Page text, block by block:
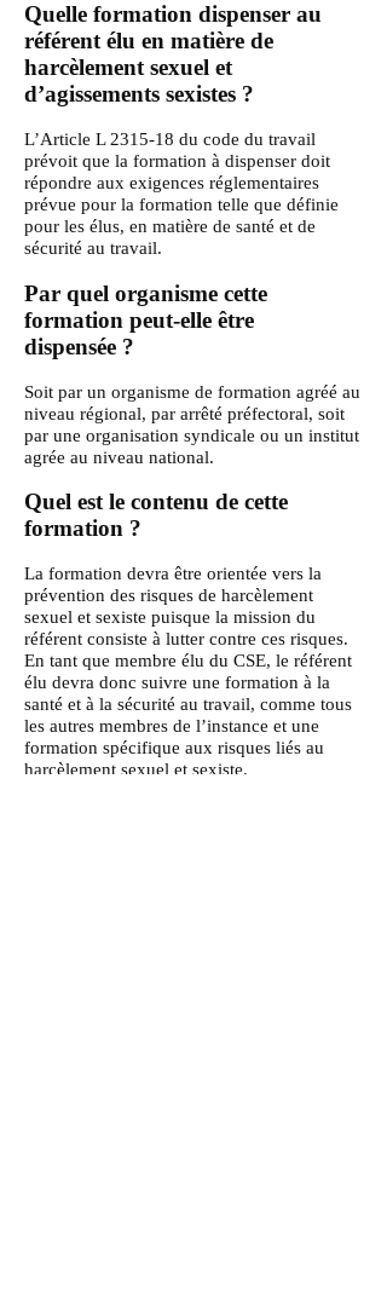
Quelle formation dispenser au
référent élu en matière de
harcèlement sexuel et
d’agissements sexistes ?
L’Article L 2315-18 du code du travail
prévoit que la formation à dispenser doit
répondre aux exigences réglementaires
prévue pour la formation telle que définie
pour les élus, en matière de santé et de
sécurité au travail.
Par quel organisme cette
formation peut-elle être
dispensée ?
Soit par un organisme de formation agréé au
niveau régional, par arrêté préfectoral, soit
par une organisation syndicale ou un institut
agrée au niveau national.
Quel est le contenu de cette
formation ?
La formation devra être orientée vers la
prévention des risques de harcèlement
sexuel et sexiste puisque la mission du
référent consiste à lutter contre ces risques.
En tant que membre élu du CSE, le référent
élu devra donc suivre une formation à la
santé et à la sécurité au travail, comme tous
les autres membres de l’instance et une
formation spécifique aux risques liés au
harcèlement sexuel et sexiste.